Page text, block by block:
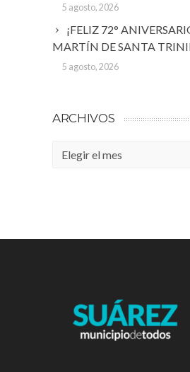
5 agosto, 2026
¡FELIZ 72°
MARTÍN DE SANTA
5 agosto, 2026
ARCHIVOS
Archivos